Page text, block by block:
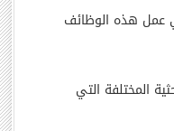
عمل هذه الوظائف
المختلفة التي